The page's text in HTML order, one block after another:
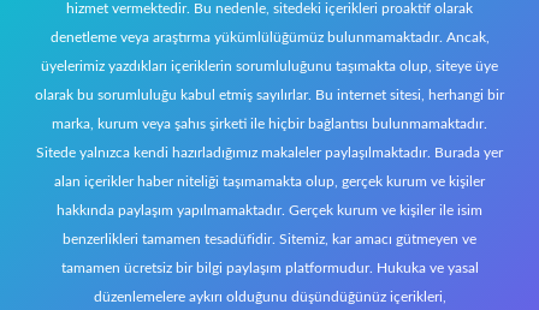
hizmet vermektedir. Bu nedenle, sitedeki içerikleri proaktif olarak
denetleme veya araştırma yükümlülüğümüz bulunmamaktadır. Ancak,
üyelerimiz yazdıkları içeriklerin sorumluluğunu taşımakta olup, siteye üye
olarak bu sorumluluğu kabul etmiş sayılırlar. Bu internet sitesi, herhangi bir
marka, kurum veya şahıs şirketi ile hiçbir bağlantısı bulunmamaktadır.
Sitede yalnızca kendi hazırladığımız makaleler paylaşılmaktadır. Burada yer
alan içerikler haber niteliği taşımamakta olup, gerçek kurum ve kişiler
hakkında paylaşım yapılmamaktadır. Gerçek kurum ve kişiler ile isim
benzerlikleri tamamen tesadüfidir. Sitemiz, kar amacı gütmeyen ve
tamamen ücretsiz bir bilgi paylaşım platformudur. Hukuka ve yasal
düzenlemelere aykırı olduğunu düşündüğünüz içerikleri,